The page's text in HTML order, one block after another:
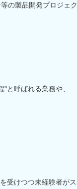
の製品開発プロジェク
と呼ばれる業務や、
受けつつ未経験者がス